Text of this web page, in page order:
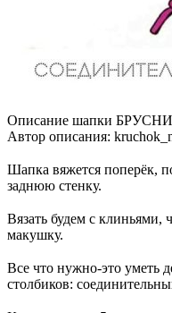
Описание шапки
Автор описания:
Шапка вяжется поперёк,
заднюю стенку.
Вязать будем с клиньями,
макушку.
Все что нужно-это уметь
столбиков: